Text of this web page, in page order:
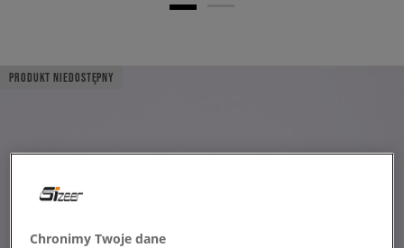
PRODUKT NIEDOSTĘPNY
Chronimy Twoje dane